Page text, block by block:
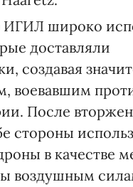
широко
доставляли
создавая
воевавшим
После
стороны
в качестве
воздушным